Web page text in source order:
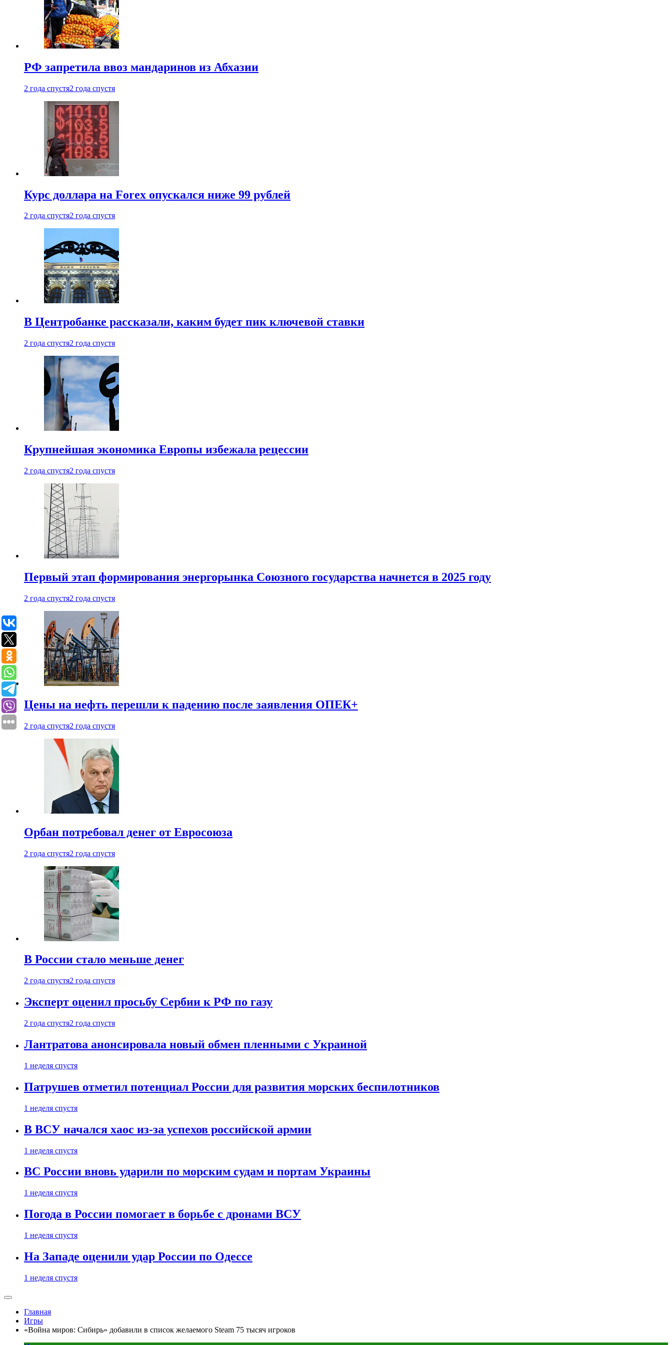
РФ запретила ввоз мандаринов из Абхазии
2 года спустя2 года спустя
Курс доллара на Forex опускался ниже 99 рублей
2 года спустя2 года спустя
В Центробанке рассказали, каким будет пик ключевой ставки
2 года спустя2 года спустя
Крупнейшая экономика Европы избежала рецессии
2 года спустя2 года спустя
Первый этап формирования энергорынка Союзного государства начнется в 2025 году
2 года спустя2 года спустя
Цены на нефть перешли к падению после заявления ОПЕК+
2 года спустя2 года спустя
Орбан потребовал денег от Евросоюза
2 года спустя2 года спустя
В России стало меньше денег
2 года спустя2 года спустя
Эксперт оценил просьбу Сербии к РФ по газу
2 года спустя2 года спустя
Лантратова анонсировала новый обмен пленными с Украиной
1 неделя спустя
Патрушев отметил потенциал России для развития морских беспилотников
1 неделя спустя
В ВСУ начался хаос из-за успехов российской армии
1 неделя спустя
ВС России вновь ударили по морским судам и портам Украины
1 неделя спустя
Погода в России помогает в борьбе с дронами ВСУ
1 неделя спустя
На Западе оценили удар России по Одессе
1 неделя спустя
Главная
Игры
«Война миров: Сибирь» добавили в список желаемого Steam 75 тысяч игроков